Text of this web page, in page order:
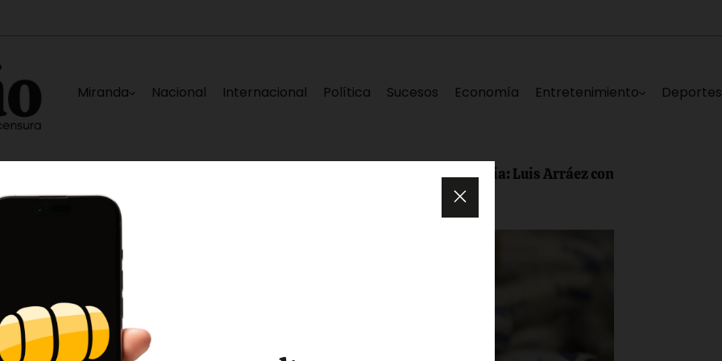
Miranda Nacional Internacional Política Sucesos Economía Entretenimiento Deportes
Santaella Nuevo equipo, misma consistencia: Luis Arráez conectó dos hit e impulsó dos